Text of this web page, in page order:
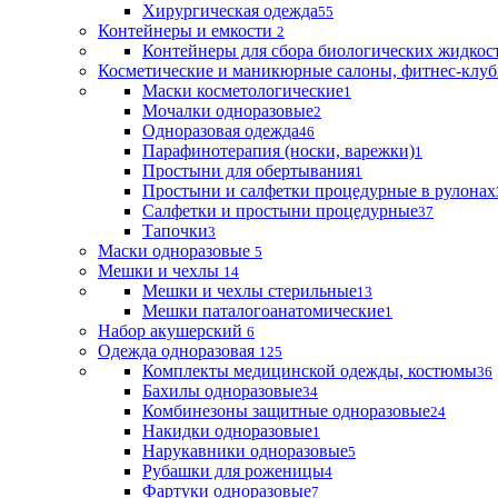
Хирургическая одежда55
Контейнеры и емкости 2
Контейнеры для сбора биологических
Косметические и маникюрные салоны, фитнес-
Маски косметологические1
Мочалки одноразовые2
Одноразовая одежда46
Парафинотерапия (носки, варежки)1
Простыни для обертывания1
Простыни и салфетки процедурные в рулонах
Салфетки и простыни процедурные37
Тапочки3
Маски одноразовые 5
Мешки и чехлы 14
Мешки и чехлы стерильные13
Мешки паталогоанатомические1
Набор акушерский 6
Одежда одноразовая 125
Комплекты медицинской одежды, костюмы36
Бахилы одноразовые34
Комбинезоны защитные одноразовые24
Накидки одноразовые1
Нарукавники одноразовые5
Рубашки для роженицы4
Фартуки одноразовые7